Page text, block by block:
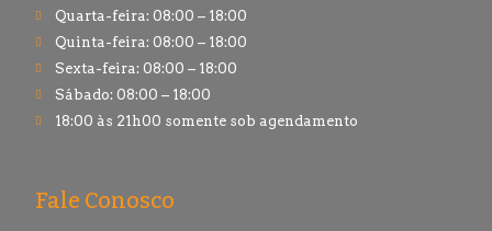
Quarta-feira: 08:00 – 18:00
Quinta-feira: 08:00 – 18:00
Sexta-feira: 08:00 – 18:00
Sábado: 08:00 – 18:00
18:00 às 21h00 somente sob agendamento
Fale Conosco